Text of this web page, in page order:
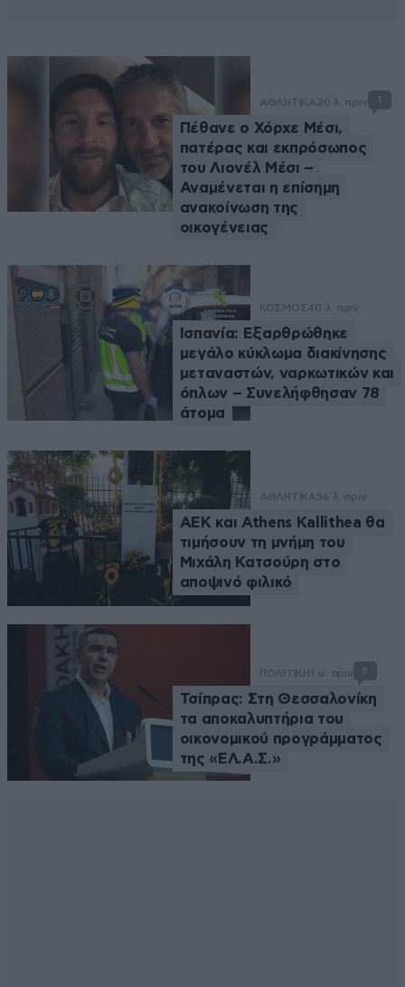
ΑΘΛΗΤΙΚΑ 20 λ. πριν 1
Πέθανε ο Χόρχε Μέσι,
πατέρας και εκπρόσωπος
του Λιονέλ Μέσι –
Αναμένεται η επίσημη
ανακοίνωση της
οικογένειας
ΚΟΣΜΟΣ40 λ. πριν
Ισπανία: Εξαρθρώθηκε
μεγάλο κύκλωμα διακίνησης
μεταναστών, ναρκωτικών και
όπλων – Συνελήφθησαν 78
άτομα
ΑΘΛΗΤΙΚΑ56 λ. πριν
ΑΕΚ και Athens Kallithea θα
τιμήσουν τη μνήμη του
Μιχάλη Κατσούρη στο
αποψινό φιλικό
ΠΟΛΙΤΙΚΗ 1 ω. πριν 8
Τσίπρας: Στη Θεσσαλονίκη
τα αποκαλυπτήρια του
οικονομικού προγράμματος
της «ΕΛ.Α.Σ.»